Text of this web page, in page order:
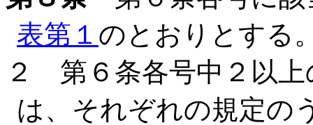
表第１ のとおりとする
２ 第６条各号中２以
は、それぞれの規定の